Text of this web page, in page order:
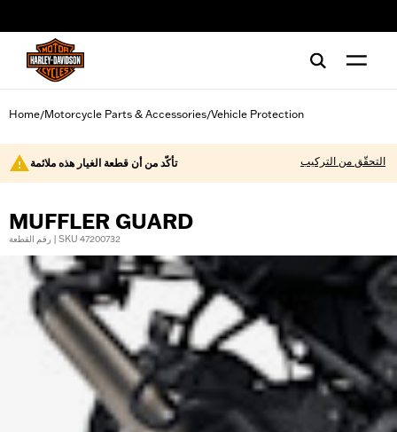
Home/Motorcycle Parts & Accessories/Vehicle Protection
تأكّد من أن قطعة الغيار هذه ملائمة التحقّق من التركيب
MUFFLER GUARD
رقم القطعة | SKU 47200732